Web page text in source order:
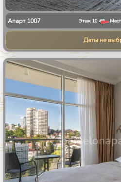
Апарт 1007 Этаж 10 Мест
Даты не